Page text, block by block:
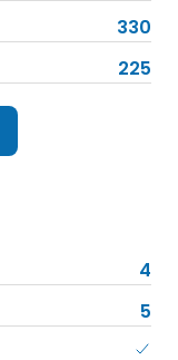
330
225
4
5